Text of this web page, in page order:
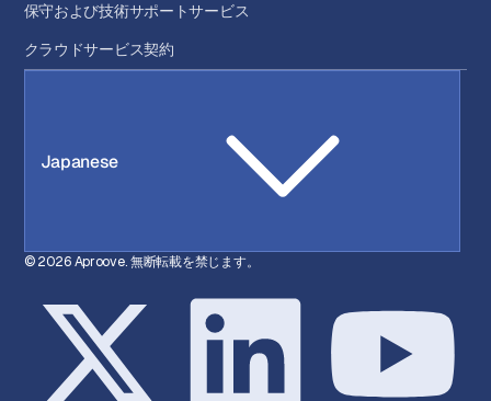
保守および技術サポートサービス
クラウドサービス契約
Japanese
© 2026 Aproove. 無断転載を禁じます。